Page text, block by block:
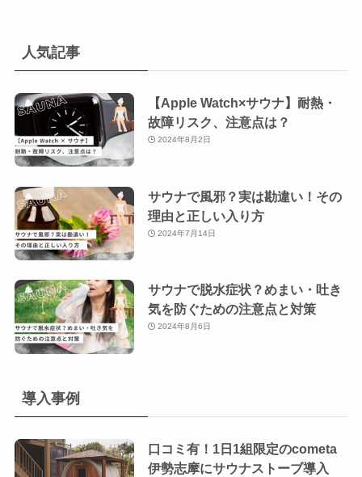
人気記事
【Apple Watch×サウナ】耐熱・
故障リスク、注意点は？
2024年8月2日
サウナで風邪？実は勘違い！その
理由と正しい入り方
2024年7月14日
サウナで脱水症状？めまい・吐き
気を防ぐための注意点と対策
2024年8月6日
導入事例
口コミ有！1日1組限定のcometa
伊勢志摩にサウナストーブ導入